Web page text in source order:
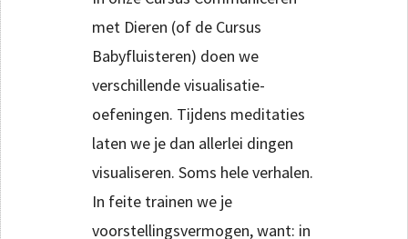
met Dieren (of de Cursus
Babyfluisteren) doen we
verschillende visualisatie-
oefeningen. Tijdens meditaties
laten we je dan allerlei dingen
visualiseren. Soms hele verhalen.
In feite trainen we je
voorstellingsvermogen, want: in